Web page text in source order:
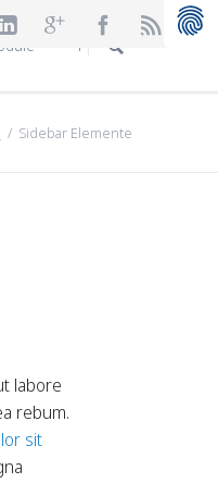
Portfolio
Sidebar Elemente
labore
rebum.
sit